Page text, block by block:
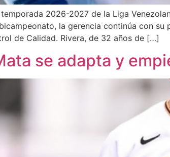
2026-2027 de la Liga
la gerencia continúa con
de Calidad. Rivera, de 32 años de […]
se adapta y